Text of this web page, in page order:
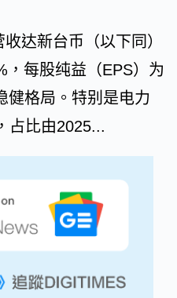
达新台币（以下同）
，每股纯益（EPS）为
健格局。特别是电力
占比由2025...